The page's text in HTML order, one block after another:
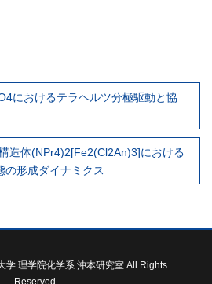
におけるテラヘルツ分極駆動と協
造体(NPr4)2[Fe2(Cl2An)3]における
の形成ダイナミクス
学 理学院化学系 沖本研究室 All Rights
Reserved.